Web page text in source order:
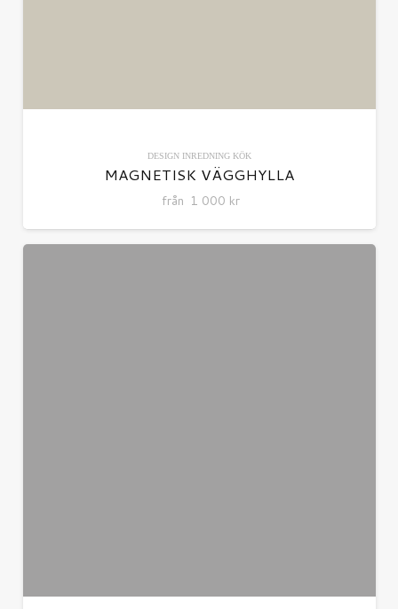
DESIGN INREDNING KÖK
MAGNETISK VÄGGHYLLA
från 1 000 kr